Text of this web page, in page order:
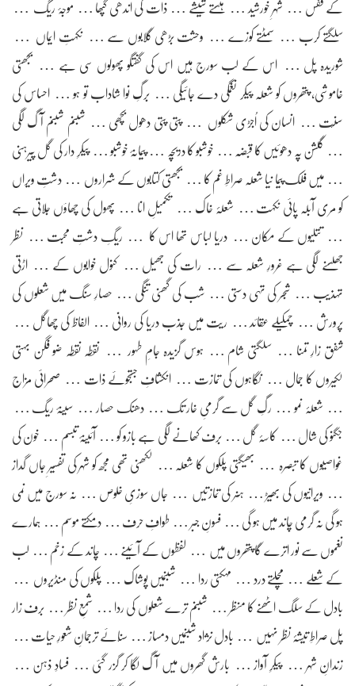
کے قفس … شہرِ خورشید … ہنستے شیشے … ذات کی اندھی گپھا … موجۂ ریگ …
سلگتے کرب … سمٹتے کوزے … وحشت بڑھی گلابوں سے … نکہتِ ایماں …
شوریدہ پل … اس کے لب سورج ہیں اس کی گفتگو پھولوں سی ہے … بجھتی
خاموشی، پتھروں کو شعلہ پیکر نغمگی دے جائیگی … برگِ نوا شاداب تو ہو … احساس کی
سنّت … انسان کی اُجڑی شکلوں … پتی پتی دھول بچھی … شبنم شبنم آگ لگی
… گلشن پہ دھوئیں کا قبضہ … خوشبو کا دریچہ … پیمانۂ خوشبو … پیکرِ دار کی گل پیرہنی
… میں فلک پیما نیا شعلہ صراطِ غم کا … بجھتی کتابوں کے شراروں … دشتِ ویراں
کو مری آبلہ پائی نکہت … شعلۂ خاک … تکمیلِ انا … پھول کی چھاؤں جلاتی ہے
… تتلیوں کے مکان … دریا لباس تھا اس کا … ریگِ دشتِ محبت … نظر
جھلسنے لگی ہے غرورِ شعلہ سے … رات کی جھیل … کنول خوابوں کے … اڑتی
تہذیب … شجر کی تہی دستی … شب کی گھنی تنگی … حصارِ سنگ میں شعلوں کی
پرورش … چمکیلے عقائد … ریت میں جذب دریا کی روانی … الفاظ کی چھاگل …
شفق زارِ تمنا … سلگتی شام … ہوس گزیدہ جامِ طہور … نقطہ نقطہ ضو فگن بہتی
لکیروں کا جمال … نگاہوں کی تمازت … انکشافِ جستجوئے ذات … صحرائی مزاج
… شعلۂ نمو … رگِ گل سے گرمیِ خار تک … دھنک حصار … سینۂ ریگ …
جگنو کی شال … کاسۂ گل … برف کھانے لگی ہے بازو کو … آئینۂ تبسم … خون کی
غواصیوں کا تبصرہ … بھیگتی پلکوں کا شعلہ … لکھنی تھی مجھ کو شہر کی تفسیرِ جاں گداز
… ویرانیوں کی بھیڑ … ہنر کی تمازتیں … جاں سوزیِ خلوص … نہ سورج میں نمی
ہو گی نہ گرمی چاند میں ہو گی … فسونِ جبر … طوافِ حرف … دمکتے موسم … ہمارے
نغموں سے نور اترے گا پتھروں میں … لفظوں کے آئینے … چاند کے زخم … لب
کے شعلے … مچلتے درد … مہکتی ردا … شبنمیں پوشاک … پلکوں کی منڈیروں …
بادل کے سلگ اٹھنے کا منظر … شبنم ترے شعلوں کی ردا … شمعِ نظر … برف زار
پل صراطِ تیٖشۂ نظر نہیں … بادل نژاد شبنمیں دمساز … سنّائے ترجمانِ شعورِ حیات …
زندانِ شہر … پیکرِ آواز … بارش گھروں میں آگ لگا کر گزر گئی … فسادِ ذہن …